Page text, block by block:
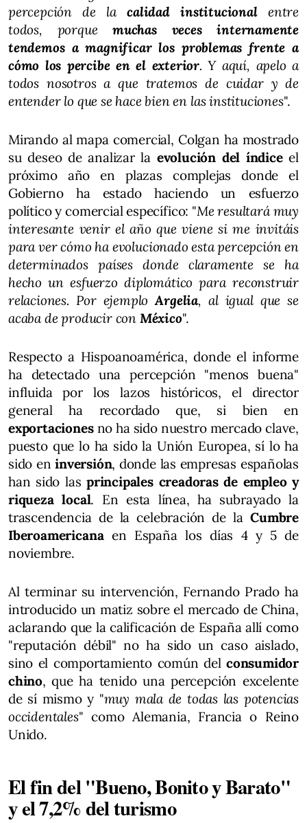
percepción de lacalidad institucional entre
todos, porquemuchas veces internamente
tendemos a magnificar los problemas frente a
cómo los percibe en el exterior. Y aquí, apelo a
todos nosotros a que tratemos de cuidar y de
entender lo que se hace bien en las instituciones".
Mirando al mapa comercial, Colgan ha mostrado
su deseo de analizar la evolución del índiceel
próximo año en plazas complejas donde el
Gobierno ha estado haciendo un esfuerzo
político y comercial específico: "Me resultará muy
interesante venir el año que viene si me invitáis
para ver cómo ha evolucionado esta percepción en
determinados países donde claramente se ha
hecho un esfuerzo diplomático para reconstruir
relaciones. Por ejemploArgelia, al igual que se
acaba de producir con México".
Respecto a Hispoanoamérica, donde el informe
ha detectado una percepción "menos buena"
influida por los lazos históricos, el director
general ha recordado que, si bien en
exportaciones no ha sido nuestro mercado clave,
puesto que lo ha sido la Unión Europea, sí lo ha
sido eninversión, donde las empresas españolas
han sido las principales creadoras de empleo y
riqueza local. En esta línea, ha subrayado la
trascendencia de la celebración de laCumbre
Iberoamericanaen España los días 4 y 5 de
noviembre.
Al terminar su intervención, Fernando Prado ha
introducido un matiz sobre el mercado de China,
aclarando que la calificación de España allí como
"reputación débil" no ha sido un caso aislado,
sino el comportamiento común del consumidor
chino, que ha tenido una percepción excelente
de sí mismo y "muy mala de todas las potencias
occidentales" como Alemania, Francia o Reino
Unido.
El fin del "Bueno, Bonito y Barato"
y el 7,2% del turismo